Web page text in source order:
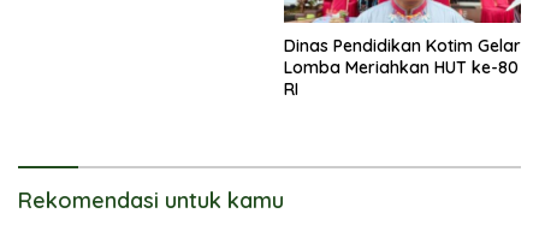
Dinas Pendidikan Kotim Gelar
Lomba Meriahkan HUT ke-80
RI
Rekomendasi untuk kamu